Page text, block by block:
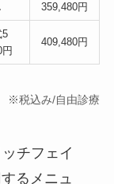
359,480円
5
409,480円
※税込み/自由診療
チフェイ
るメニュ